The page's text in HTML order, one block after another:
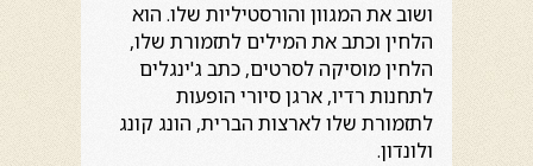
ושוב את המגוון והורסטיליות שלו. הוא
הלחין וכתב את המילים לתזמורת שלו,
הלחין מוסיקה לסרטים, כתב ג'ינגלים
לתחנות רדיו, ארגן סיורי הופעות
לתזמורת שלו לארצות הברית, הונג קונג
ולונדון.